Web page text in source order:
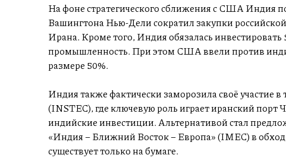
На фоне стратегического сближения с США Индия
Вашингтона Нью-Дели сократил закупки
Ирана. Кроме того, Индия обязалась
промышленность. При этом США ввели против
размере 50%.
Индия также фактически заморозила своё участие
(INSTEC), где ключевую роль играет иранский
индийские инвестиции. Альтернативой стал
«Индия – Ближний Восток – Европа» (IMEC) в
существует только на бумаге.